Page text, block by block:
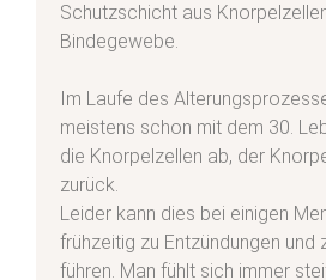
Schutzschicht aus
Bindegewebe.
Im Laufe des
meistens schon mit dem 30.
die Knorpelzellen ab, der
zurück.
Leider kann dies bei einigen
frühzeitig zu Entzündungen und
führen. Man fühlt sich immer